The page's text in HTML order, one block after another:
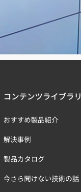
コンテンツライブラリ
おすすめ製品紹介
解決事例
製品カタログ
今さら聞けない技術の話